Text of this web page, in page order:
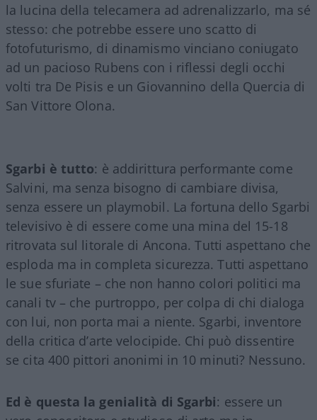
la lucina della telecamera ad adrenalizzarlo, ma sé
stesso: che potrebbe essere uno scatto di
fotofuturismo, di dinamismo vinciano coniugato
ad un pacioso Rubens con i riflessi degli occhi
volti tra De Pisis e un Giovannino della Quercia di
San Vittore Olona.
Sgarbi è tutto: è addirittura performante come
Salvini, ma senza bisogno di cambiare divisa,
senza essere un playmobil. La fortuna dello Sgarbi
televisivo è di essere come una mina del 15-18
ritrovata sul litorale di Ancona. Tutti aspettano che
esploda ma in completa sicurezza. Tutti aspettano
le sue sfuriate – che non hanno colori politici ma
canali tv – che purtroppo, per colpa di chi dialoga
con lui, non porta mai a niente. Sgarbi, inventore
della critica d’arte velocipide. Chi può dissentire
se cita 400 pittori anonimi in 10 minuti? Nessuno.
Ed è questa la genialità di Sgarbi: essere un